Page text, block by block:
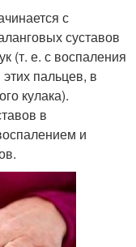
с
суставов
(т. е. с воспаления
пальцев, в
кулака).
в
и